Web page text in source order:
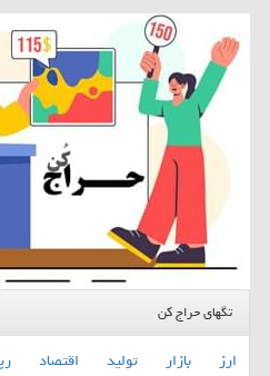
تگهای حراج کن
ارز بازار تولید اقتصاد